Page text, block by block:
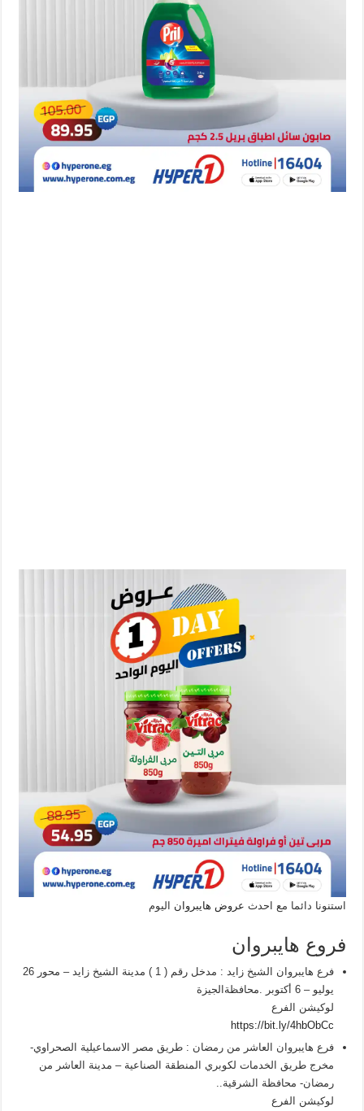
استنونا دائما مع احدث عروض هايبرواناليوم
فروع هايبروان
فرع هايبروان الشيخ زايد : مدخل رقم ( 1 ) مدينة الشيخ زايد – محور 26
يوليو – 6 أكتوبر .محافظةالجيزة
لوكيشن الفرع
https://bit.ly/4hbObCc
فرع هايبروان العاشر من رمضان : طريق مصر الاسماعيلية الصحراوي-
مخرج طريق الخدمات لكوبري المنطقة الصناعية – مدينة العاشر من
رمضان- محافظة الشرقية..
لوكيشن الفرع